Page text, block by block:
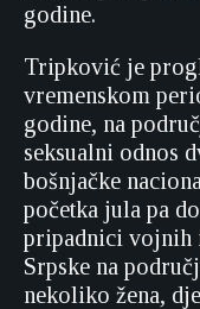
godine.
Tripković je
vremenskom
godine, na
seksualni odnos
bošnjačke
početka jula pa
pripadnici vojnih
Srpske na
nekoliko žena,